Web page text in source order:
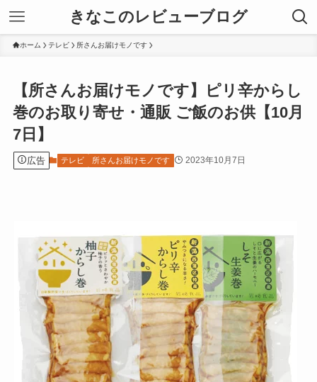
きなこのレビューブログ
ホーム テレビ 所さんお届けモノです
【所さんお届けモノです】ピリ辛からし
巻のお取り寄せ・通販 ご飯のお供【10月
7日】
広告 テレビ 所さんお届けモノです 2023年10月7日